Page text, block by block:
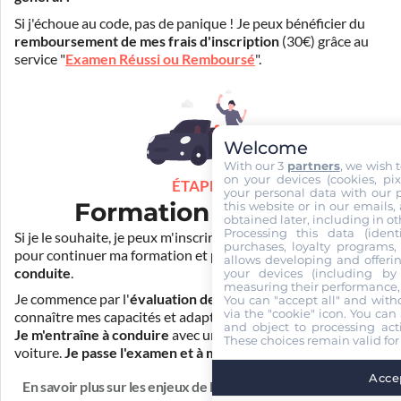
Si j'échoue au code, pas de panique ! Je peux bénéficier du
remboursement de mes frais d'inscription (30€) grâce au
service "Examen Réussi ou Remboursé".
ÉTAPE 3
Formation pratique
Si je le souhaite, je peux m'inscrire auprès de mon auto-école
pour continuer ma formation et prendre des cours de
conduite.
Je commence par l'évaluation de départpour mieux
connaître mes capacités et adapter la durée de ma formation.
Je m'entraîne à conduire avec un simulateur et/ou en
voiture.Je passe l'examen et à moi la liberté !
En savoir plus sur les enjeux de la formation
Welcome
With our 3 partners, we wish
on your devices (cookies,
your personal data with our
this website or in our emails,
obtained later, including in
Processing this data
purchases, loyalty
allows developing and
your devices (including
measuring their
You can "accept all" and
via the "cookie" icon. You
and object to processing
These choices remain valid